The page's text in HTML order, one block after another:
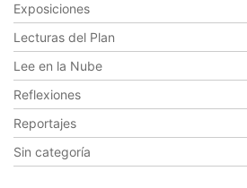
Exposiciones
Lecturas del Plan
Lee en la Nube
Reflexiones
Reportajes
Sin categoría